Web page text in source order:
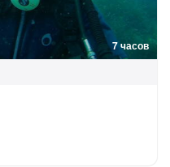
7 часов